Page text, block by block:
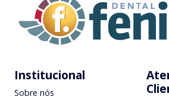
Institucional
Sobre nós